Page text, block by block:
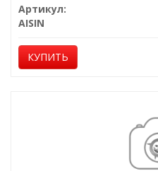
Артикул:
AISIN
КУПИТЬ